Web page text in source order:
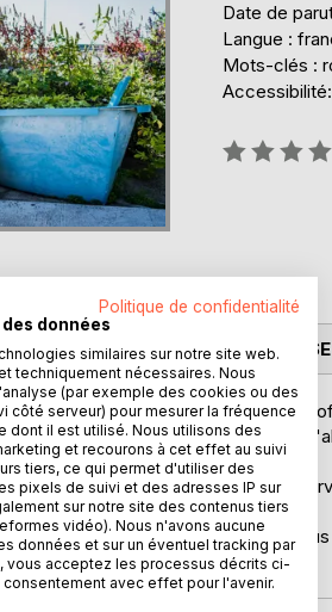
Date de
Langue :
Mots-clés :
Évaluation:
une silhouette solitaire et élancée,
Elle regarde l'horizon sans fin et
souvient d'un certain été, un été
l'été et, outre les habitants,
d'amour.
AUTEUR(S) CRITIQUES PRESSE
Politique de confidentialité
données
similaires sur notre site web.
techniquement nécessaires. Nous
(par exemple des cookies ou des
côté serveur) pour mesurer la fréquence
dont il est utilisé. Nous utilisons des
et recourons à cet effet au suivi
tiers, ce qui permet d'utiliser des
pixels de suivi et des adresses IP sur
sur notre site des contenus tiers
vidéo). Nous n'avons aucune
données et sur un éventuel tracking par
vous acceptez les processus décrits ci-
avec effet pour l'avenir.